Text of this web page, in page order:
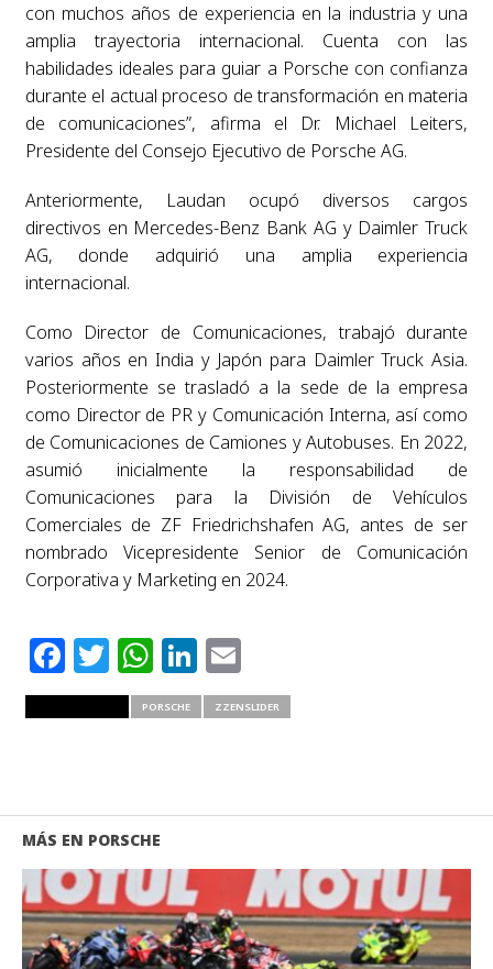
con muchos años de experiencia en la industria y una
amplia trayectoria internacional. Cuenta con las
habilidades ideales para guiar a Porsche con confianza
durante el actual proceso de transformación en materia
de comunicaciones”, afirma el Dr. Michael Leiters,
Presidente del Consejo Ejecutivo de Porsche AG.
Anteriormente, Laudan ocupó diversos cargos
directivos en Mercedes-Benz Bank AG y Daimler Truck
AG, donde adquirió una amplia experiencia
internacional.
Como Director de Comunicaciones, trabajó durante
varios años en India y Japón para Daimler Truck Asia.
Posteriormente se trasladó a la sede de la empresa
como Director de PR y Comunicación Interna, así como
de Comunicaciones de Camiones y Autobuses. En 2022,
asumió inicialmente la responsabilidad de
Comunicaciones para la División de Vehículos
Comerciales de ZF Friedrichshafen AG, antes de ser
nombrado Vicepresidente Senior de Comunicación
Corporativa y Marketing en 2024.
Facebook
Twitter
WhatsApp
LinkedIn
Email
PORSCHE ZZENSLIDER
MÁS EN PORSCHE